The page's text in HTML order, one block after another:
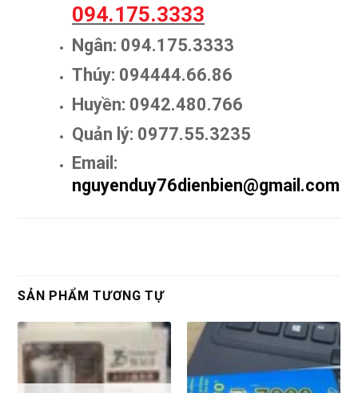
094.175.3333
Ngân: 094.175.3333
Thúy: 094444.66.86
Huyền: 0942.480.766
Quản lý: 0977.55.3235
Email:
nguyenduy76dienbien@gmail.com
SẢN PHẨM TƯƠNG TỰ